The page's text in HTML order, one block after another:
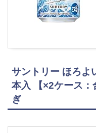
サントリー ほろよ
本入 【×2ケース
ぎ